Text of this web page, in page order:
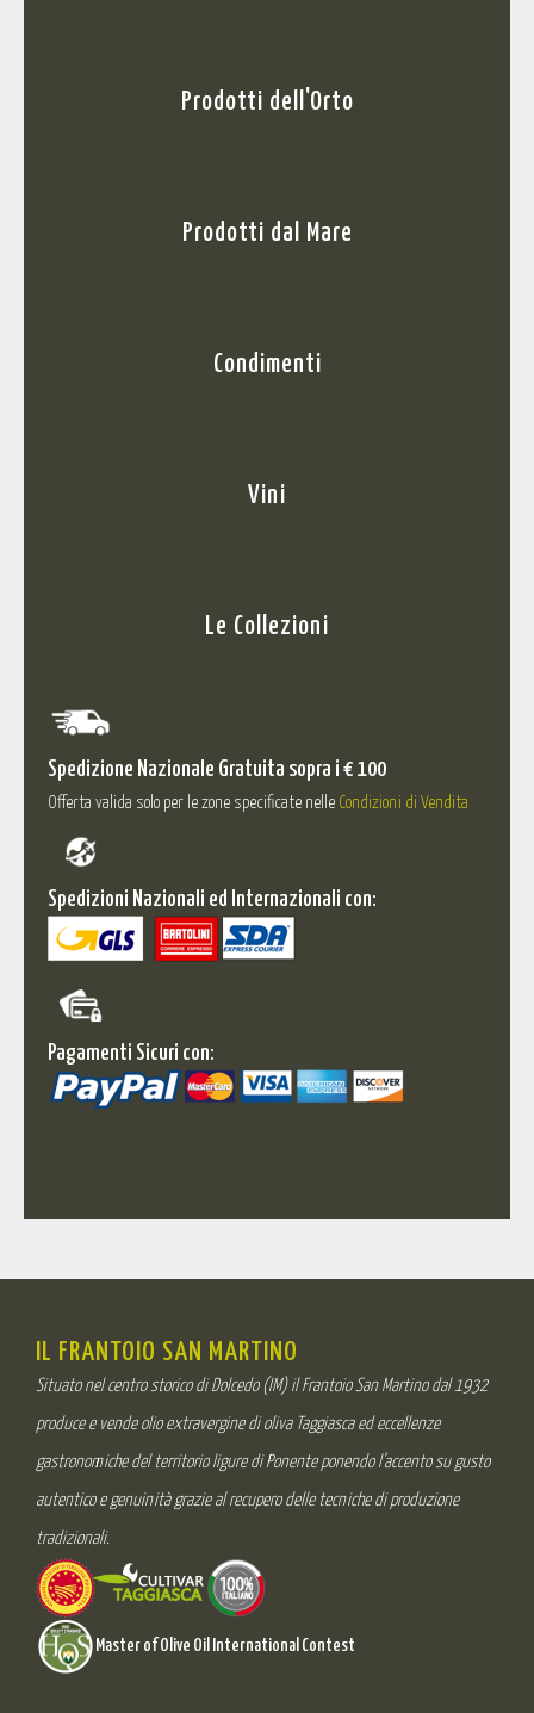
Prodotti dell'Orto
Prodotti dal Mare
Condimenti
Vini
Le Collezioni
Spedizione Nazionale Gratuita sopra i € 100
Offerta valida solo per le zone specificate nelle Condizioni di Vendita
Spedizioni Nazionali ed Internazionali con:
Pagamenti Sicuri con:
IL FRANTOIO SAN MARTINO
Situato nel centro storico di Dolcedo (IM) il Frantoio San Martino dal 1932
produce e vende olio extravergine di oliva Taggiasca ed eccellenze
gastronomiche del territorio ligure di Ponente ponendo l’accento su gusto
autentico e genuinità grazie al recupero delle tecniche di produzione
tradizionali.
Master of Olive Oil International Contest